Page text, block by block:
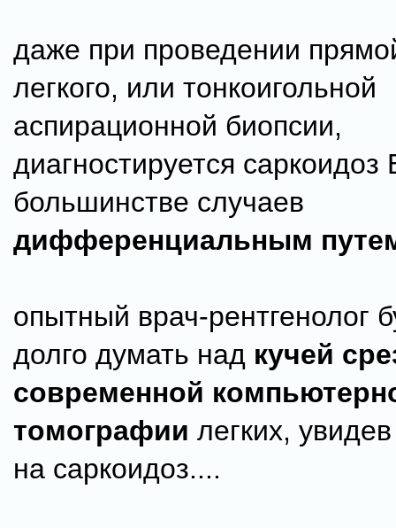
даже при проведении
легкого, или тонкоигольной
аспирационной биопсии,
диагностируется саркоидоз
большинстве случаев
дифференциальным
опытный врач-рентгенолог
долго думать над кучей
современной
томографии легких,
на саркоидоз....